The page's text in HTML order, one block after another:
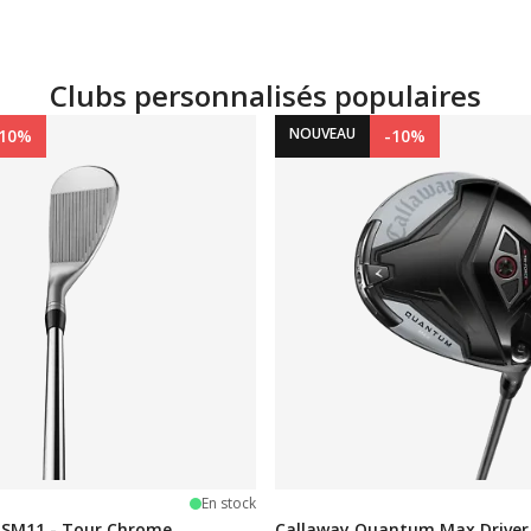
Clubs personnalisés populaires
En stock
NOUVEAU -10%